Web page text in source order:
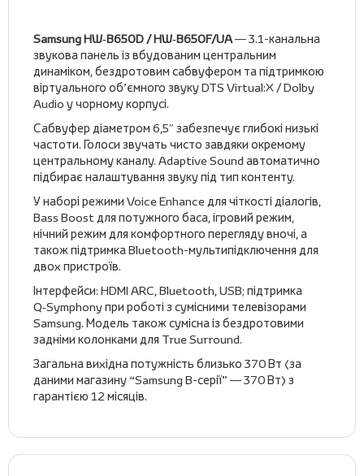
Samsung HW‑B650D / HW‑B650F/UA— 3.1-канальна
звукова панель із вбудованим центральним
динаміком, бездротовим сабвуфером та підтримкою
віртуального об’ємного звуку DTS Virtual:X / Dolby
Audio у чорному корпусі.
Сабвуфер діаметром 6,5″ забезпечує глибокі низькі
частоти. Голоси звучать чисто завдяки окремому
центральному каналу. Adaptive Sound автоматично
підбирає налаштування звуку під тип контенту.
У наборі режими Voice Enhance для чіткості діалогів,
Bass Boost для потужного баса, ігровий режим,
нічний режим для комфортного перегляду вночі, а
також підтримка Bluetooth-мультипідключення для
двох пристроїв.
Інтерфейси: HDMI ARC, Bluetooth, USB; підтримка
Q‑Symphony при роботі з сумісними телевізорами
Samsung. Модель також сумісна із бездротовими
задніми колонками для True Surround.
Загальна вихідна потужність близько 370 Вт (за
даними магазину “Samsung B-серії” — 370 Вт) з
гарантією 12 місяців.